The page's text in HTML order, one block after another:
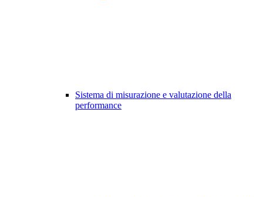
Sistema di misurazione e valutazione della
performance